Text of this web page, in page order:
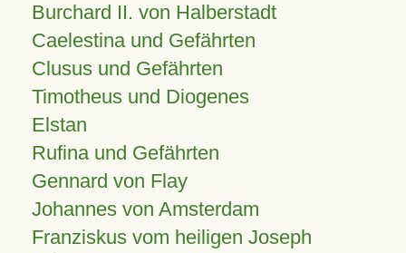
Burchard II. von Halberstadt
Caelestina und Gefährten
Clusus und Gefährten
Timotheus und Diogenes
Elstan
Rufina und Gefährten
Gennard von Flay
Johannes von Amsterdam
Franziskus vom heiligen Joseph